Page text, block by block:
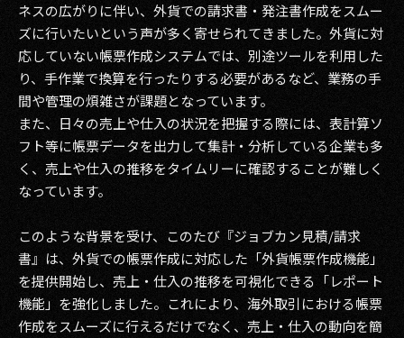
2014
2013
2012
2011
2010
ネスの広がりに伴い、外貨での請求書・発注書作成をスムー
ズに行いたいという声が多く寄せられてきました。外貨に対
応していない帳票作成システムでは、別途ツールを利用した
り、手作業で換算を行ったりする必要があるなど、業務の手
間や管理の煩雑さが課題となっています。
また、日々の売上や仕入の状況を把握する際には、表計算ソ
フト等に帳票データを出力して集計・分析している企業も多
く、売上や仕入の推移をタイムリーに確認することが難しく
なっています。
このような背景を受け、このたび『ジョブカン見積/請求
書』は、外貨での帳票作成に対応した「外貨帳票作成機能」
を提供開始し、売上・仕入の推移を可視化できる「レポート
機能」を強化しました。これにより、海外取引における帳票
作成をスムーズに行えるだけでなく、売上・仕入の動向を簡